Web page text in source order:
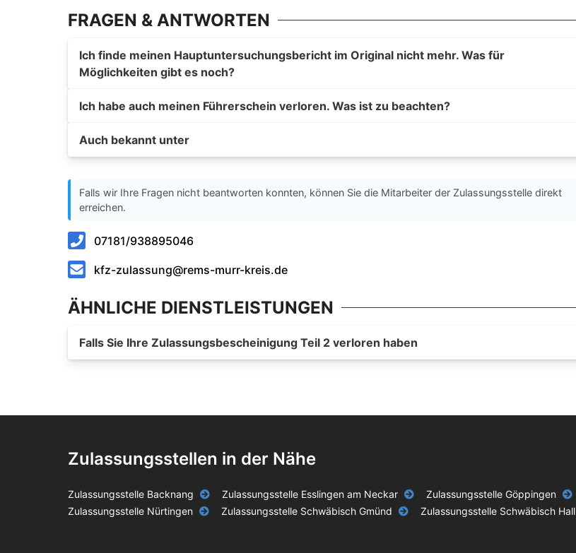
FRAGEN & ANTWORTEN
Ich finde meinen Hauptuntersuchungsbericht im Original nicht mehr. Was für
Möglichkeiten gibt es noch?
Ich habe auch meinen Führerschein verloren. Was ist zu beachten?
Auch bekannt unter
Falls wir Ihre Fragen nicht beantworten konnten, können Sie die Mitarbeiter der Zulassungsstelle direkt
erreichen.
07181/938895046
kfz-zulassung@rems-murr-kreis.de
ÄHNLICHE DIENSTLEISTUNGEN
Falls Sie Ihre Zulassungsbescheinigung Teil 2 verloren haben
Zulassungsstellen in der Nähe
Zulassungsstelle Backnang Zulassungsstelle Esslingen am Neckar Zulassungsstelle Göppingen
Zulassungsstelle Nürtingen
Zulassungsstelle Schwäbisch Gmünd Zulassungsstelle Schwäbisch Hall